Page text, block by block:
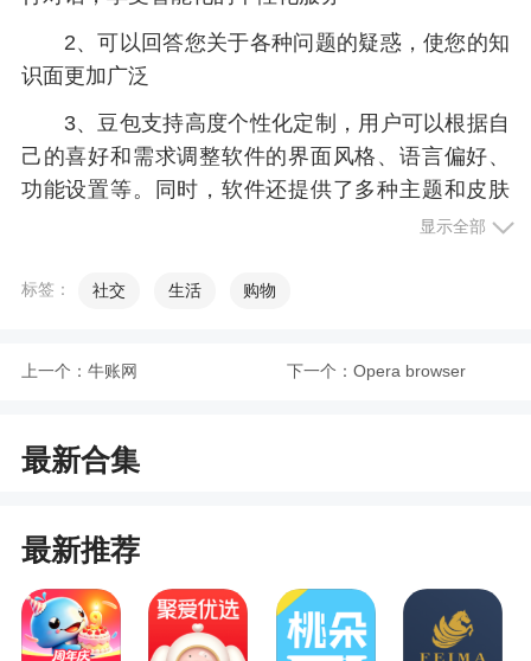
2、可以回答您关于各种问题的疑惑，使您的知
识面更加广泛
3、豆包支持高度个性化定制，用户可以根据自
己的喜好和需求调整软件的界面风格、语言偏好、
功能设置等。同时，软件还提供了多种主题和皮肤
用户的生活和工作效率
片、视频等多种形式的创作。用户可以通过简单的
时，软件还支持个性化定制，用户可以根据自己的
需求调整创作参数和风格
小编评价
1、通过先进的语音识别和交互技术，为用户打
造便捷、智能的生活伴侣。无论你是忙碌的上班
显示全部
标签： 社交 生活 购物
上一个： 牛账网 下一个： Opera browser
最新合集
最新推荐